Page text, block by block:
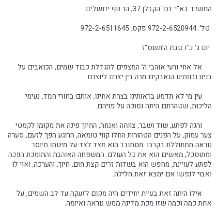
המשרד בא"י: רח' הקבלן 37, הר נוף ירושלים.
טל': 972-2-6520944 פקס: 972-2-6511645
יום ג' כ"ו טבת ה’תשס"ז
אל אחי ורעי אוהבי ה’ המצפים להגדלת כבוד שמים, הכואבים על
בנינו ובנותינו הנאבקים מרה בין יצרם ליוצרם.
עין מי לא תדמע בראותינו בצרת אחינו, אותם בחורי חמד, נעימי
הליכות, שטהרתם היתה נסוכה על פניהם.
והנה לפתע, שוד ושבר, צווחה ואנחה, החיוך פינה את מקומו לקמטי
צער עמוק, על הפנים הטהורות החלו קווי טומאה, הרוגע הפך לזעם, סערה
נוראה מתחוללת בקרבו. מסתובב הוא מצד לצד על מיטתו מיוסר
ומתוסכל, מאשים הוא את כל העולם. המשפחה האוהבת והתומכת הפכה
לפתע לעויינת, מחפש הוא בשדות זרים קצת חום, חיוך, והערכה, ואוי לו
ואבוי לנפשו אם ימצא זאת חלילה.
אילו היתה זאת בעיית יחידים היה מקום לזעקה עד לב השמים, על
אחת כמה וכמה שזו מכת מדינה ממש נוראה ואיומה.